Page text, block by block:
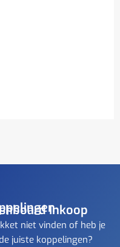
Inkoop
niet vinden of heb je
juiste koppelingen?